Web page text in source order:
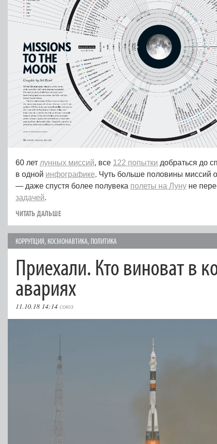
60 лет лунных миссий, все 122 попытки добраться до
в одной инфографике. Чуть больше половины миссий
— даже спустя более полувека полеты на Луну не
задачей.
ЧИТАТЬ ДАЛЬШЕ
КОРРУПЦИЯ, КОСМОНАВТИКА, ПОЛИТИКА
Приехали. Кто виноват в
авариях
11.10.18 14:14 союз